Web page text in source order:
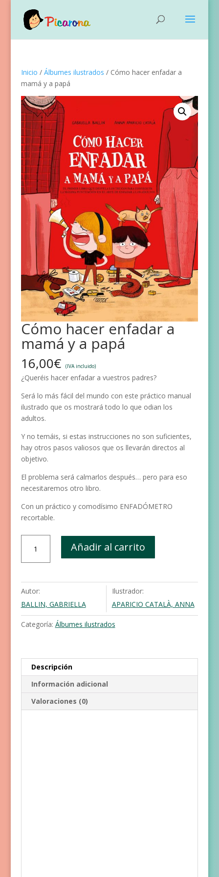
Inicio / Álbumes ilustrados / Cómo hacer enfadar a
mamá y a papá
Cómo hacer enfadar a
mamá y a papá
16,00€ (IVA incluido)
¿Queréis hacer enfadar a vuestros padres?
Será lo más fácil del mundo con este práctico manual
ilustrado que os mostrará todo lo que odian los
adultos.
Y no temáis, si estas instrucciones no son suficientes,
hay otros pasos valiosos que os llevarán directos al
objetivo.
El problema será calmarlos después… pero para eso
necesitaremos otro libro.
Con un práctico y comodísimo ENFADÓMETRO
recortable.
hacer
enfadar
mamá
y
a
papá
cantidad
Añadir al carrito
Autor:
BALLIN, GABRIELLA
Ilustrador:
APARICIO CATALÀ, ANNA
Categoría: Álbumes ilustrados
Descripción
Información adicional
Valoraciones (0)